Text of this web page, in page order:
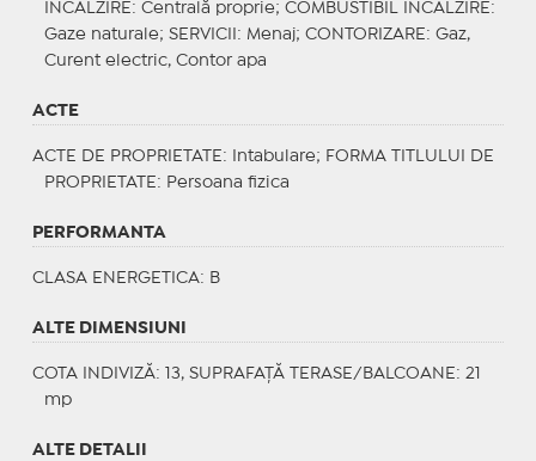
INCALZIRE : Centrală proprie; COMBUSTIBIL INCALZIRE :
Gaze naturale; SERVICII : Menaj; CONTORIZARE : Gaz,
Curent electric, Contor apa
ACTE
ACTE DE PROPRIETATE : Intabulare; FORMA TITLULUI DE
PROPRIETATE : Persoana fizica
PERFORMANTA
CLASA ENERGETICA: B
ALTE DIMENSIUNI
COTA INDIVIZĂ: 13, SUPRAFAȚĂ TERASE/BALCOANE: 21
mp
ALTE DETALII